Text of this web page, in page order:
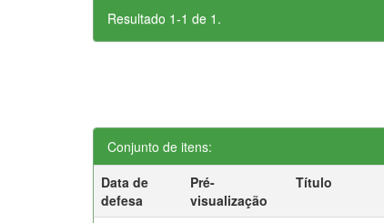
Resultado 1-1 de 1.
Conjunto de itens:
Data de
defesa
Pré-
visualização
Título